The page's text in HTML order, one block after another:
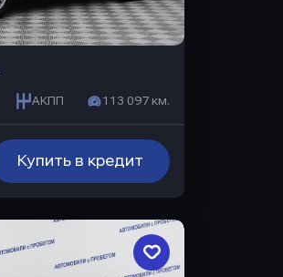
АКПП 113 097 км.
Купить в кредит